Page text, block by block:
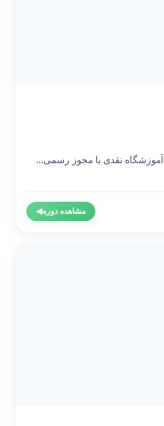
نقدی با مجوز رسمی...
مشاهده دوره◀